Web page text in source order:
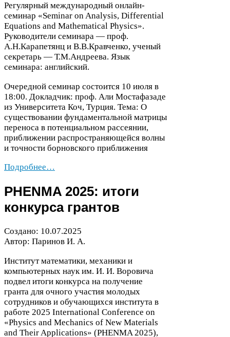
Регулярный международный онлайн-​
семинар «Sem­i­nar on Analy­sis, Dif­fer­en­tial
Equa­tions and Math­e­mat­i­cal Physics».
Руководители семинара — проф.
А.Н.Карапетянц и В.В.Кравченко, ученый
секретарь — Т.М.Андреева. Язык
семинара: английский.
Очередной семинар состоится 10 июля в
18:00. Докладчик: проф. Али Мостафазаде
из Университета Коч, Турция. Тема: О
существовании фундаментальной матрицы
переноса в потенциальном рассеянии,
приближении распространяющейся волны
и точности борновского приближения
Подробнее…
PHENMA 2025: итоги
конкурса грантов
Создано: 10.07.2025
Автор: Паринов И. А.
Институт математики, механики и
компьютерных наук им. И. И. Воровича
подвел итоги конкурса на получение
гранта для очного участия молодых
сотрудников и обучающихся института в
работе 2025 Inter­na­tional Con­fer­ence on
«Physics and Mechan­ics of New Mate­ri­als
and Their Appli­ca­tions» (PHENMA 2025),